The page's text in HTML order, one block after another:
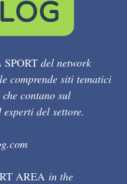
SPORT del network
comprende siti tematici
contano sul
del settore.
AREA in the